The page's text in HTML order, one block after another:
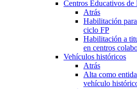
Centros Educativos
Atrás
Habilitación
ciclo FP
Habilitación a
en centros
Vehículos históricos
Atrás
Alta como
vehículo